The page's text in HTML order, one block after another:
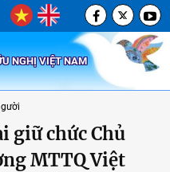
NGHỊ VIỆT NAM
giữ chức Chủ
MTTQ Việt